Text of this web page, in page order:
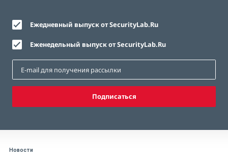
Ежедневный выпуск от SecurityLab.Ru
Еженедельный выпуск от SecurityLab.Ru
Подписаться
Новости